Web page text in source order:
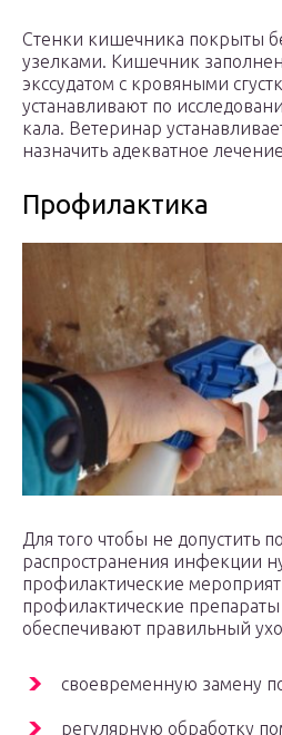
Стенки кишечника покрыты
узелками. Кишечник
экссудатом с кровяными
устанавливают по
кала. Ветеринар
назначить адекватное
Профилактика
Для того чтобы не допустить
распространения инфекции
профилактические
профилактические
обеспечивают правильный
своевременную замену
регулярную обработку